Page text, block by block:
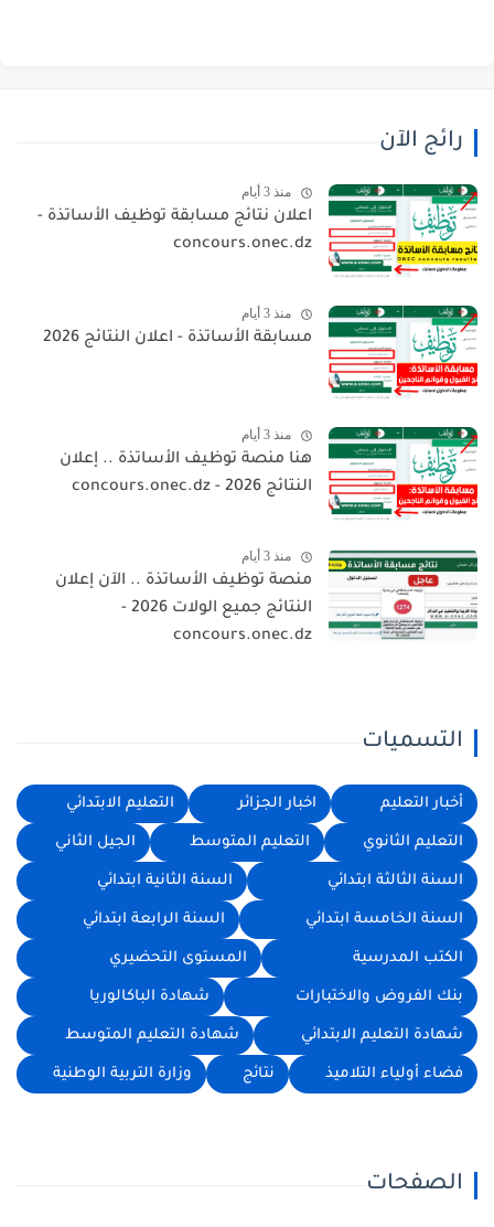
رائج الآن
منذ 3 أيام
اعلان نتائج مسابقة توظيف الأساتذة -
concours.onec.dz
منذ 3 أيام
مسابقة الأساتذة - اعلان النتائج 2026
منذ 3 أيام
هنا منصة توظيف الأساتذة .. إعلان
النتائج 2026 - concours.onec.dz
منذ 3 أيام
منصة توظيف الأساتذة .. الآن إعلان
النتائج جميع الولات 2026 -
concours.onec.dz
التسميات
أخبار التعليم اخبار الجزائر التعليم الابتدائي
التعليم الثانوي التعليم المتوسط الجيل الثاني
السنة الثالثة ابتدائي السنة الثانية ابتدائي
السنة الخامسة ابتدائي السنة الرابعة ابتدائي
الكتب المدرسية المستوى التحضيري
بنك الفروض والاختبارات شهادة الباكالوريا
شهادة التعليم الابتدائي شهادة التعليم المتوسط
فضاء أولياء التلاميذ نتائج وزارة التربية الوطنية
الصفحات